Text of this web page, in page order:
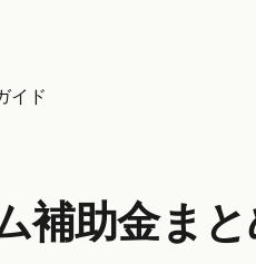
イド
補助金ま